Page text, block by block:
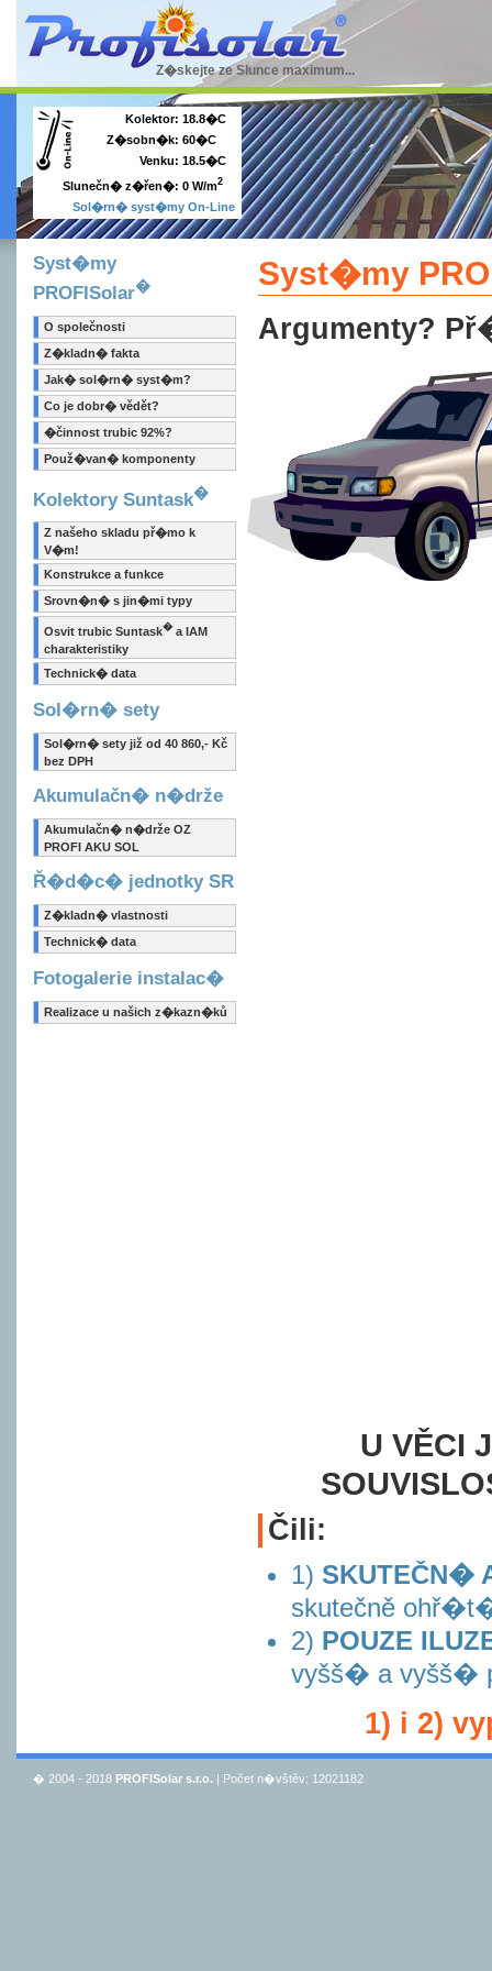
Z�skejte ze Slunce maximum...
Kolektor: 18.8�C
Z�sobn�k: 60�C
Venku: 18.5�C
Slunečn� z�řen�: 0 W/m2
Sol�rn� syst�my On-Line
Syst�my
PROFISolar�
O společnosti
Z�kladn� fakta
Jak� sol�rn� syst�m?
Co je dobr� vědět?
�činnost trubic 92%?
Použ�van� komponenty
Kolektory Suntask�
Z našeho skladu př�mo k
V�m!
Konstrukce a funkce
Srovn�n� s jin�mi typy
Osvit trubic Suntask�a IAM
charakteristiky
Technick� data
Sol�rn� sety
Sol�rn� sety již od 40 860,- Kč
bez DPH
Akumulačn� n�drže
Akumulačn� n�drže OZ
PROFI AKU SOL
Ř�d�c� jednotky SR
Z�kladn� vlastnosti
Technick� data
Fotogalerie instalac�
Realizace u našich z�kazn�ků
Syst�my
Argumenty?
U VĚCI
Čili:
1) SKUTEČN�
skutečně
2) POUZE
vyšš� a vyšš�
1) i 2)
� 2004 - 2018 PROFISolar s.r.o. | Počet n�vštěv: 12021182